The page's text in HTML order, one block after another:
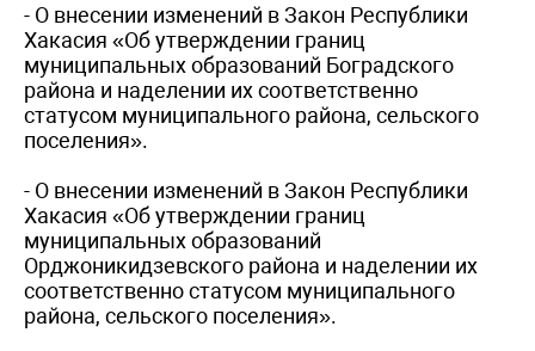
- О внесении изменений в Закон Республики
Хакасия «Об утверждении границ
муниципальных образований Боградского
района и наделении их соответственно
статусом муниципального района, сельского
поселения».
- О внесении изменений в Закон Республики
Хакасия «Об утверждении границ
муниципальных образований
Орджоникидзевского района и наделении их
соответственно статусом муниципального
района, сельского поселения».